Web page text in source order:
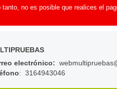
no es posible que realices el
electrónico:
: 3164943046